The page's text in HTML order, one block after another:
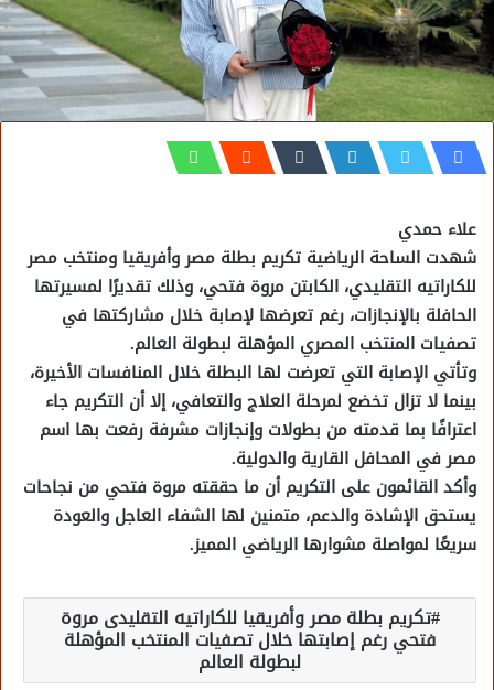
علاء حمدي
شهدت الساحة الرياضية تكريم بطلة مصر وأفريقيا ومنتخب مصر
للكاراتيه التقليدي، الكابتن مروة فتحي، وذلك تقديرًا لمسيرتها
الحافلة بالإنجازات، رغم تعرضها لإصابة خلال مشاركتها في
تصفيات المنتخب المصري المؤهلة لبطولة العالم.
وتأتي الإصابة التي تعرضت لها البطلة خلال المنافسات الأخيرة،
بينما لا تزال تخضع لمرحلة العلاج والتعافي، إلا أن التكريم جاء
اعترافًا بما قدمته من بطولات وإنجازات مشرفة رفعت بها اسم
مصر في المحافل القارية والدولية.
وأكد القائمون على التكريم أن ما حققته مروة فتحي من نجاحات
يستحق الإشادة والدعم، متمنين لها الشفاء العاجل والعودة
سريعًا لمواصلة مشوارها الرياضي المميز.
تكريم بطلة مصر وأفريقيا للكاراتيه التقليدى مروة
فتحي رغم إصابتها خلال تصفيات المنتخب المؤهلة
لبطولة العالم